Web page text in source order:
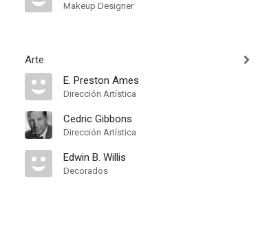
Makeup Designer
Arte
E. Preston Ames
Dirección Artística
Cedric Gibbons
Dirección Artística
Edwin B. Willis
Decorados